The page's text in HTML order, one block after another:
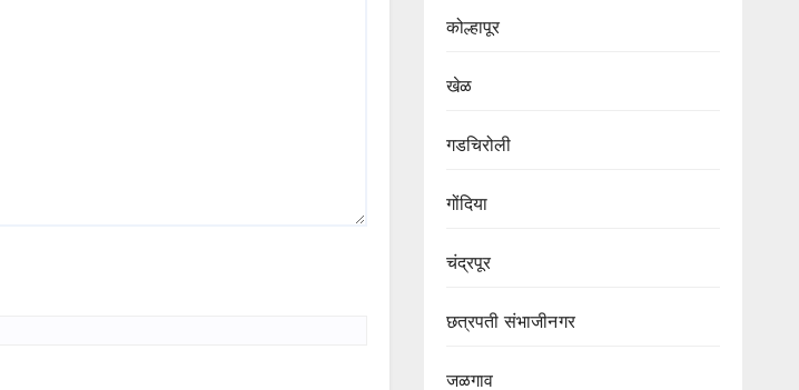
कोल्हापूर
खेळ
गडचिरोली
गोंदिया
चंद्रपूर
छत्रपती संभाजीनगर
जळगाव